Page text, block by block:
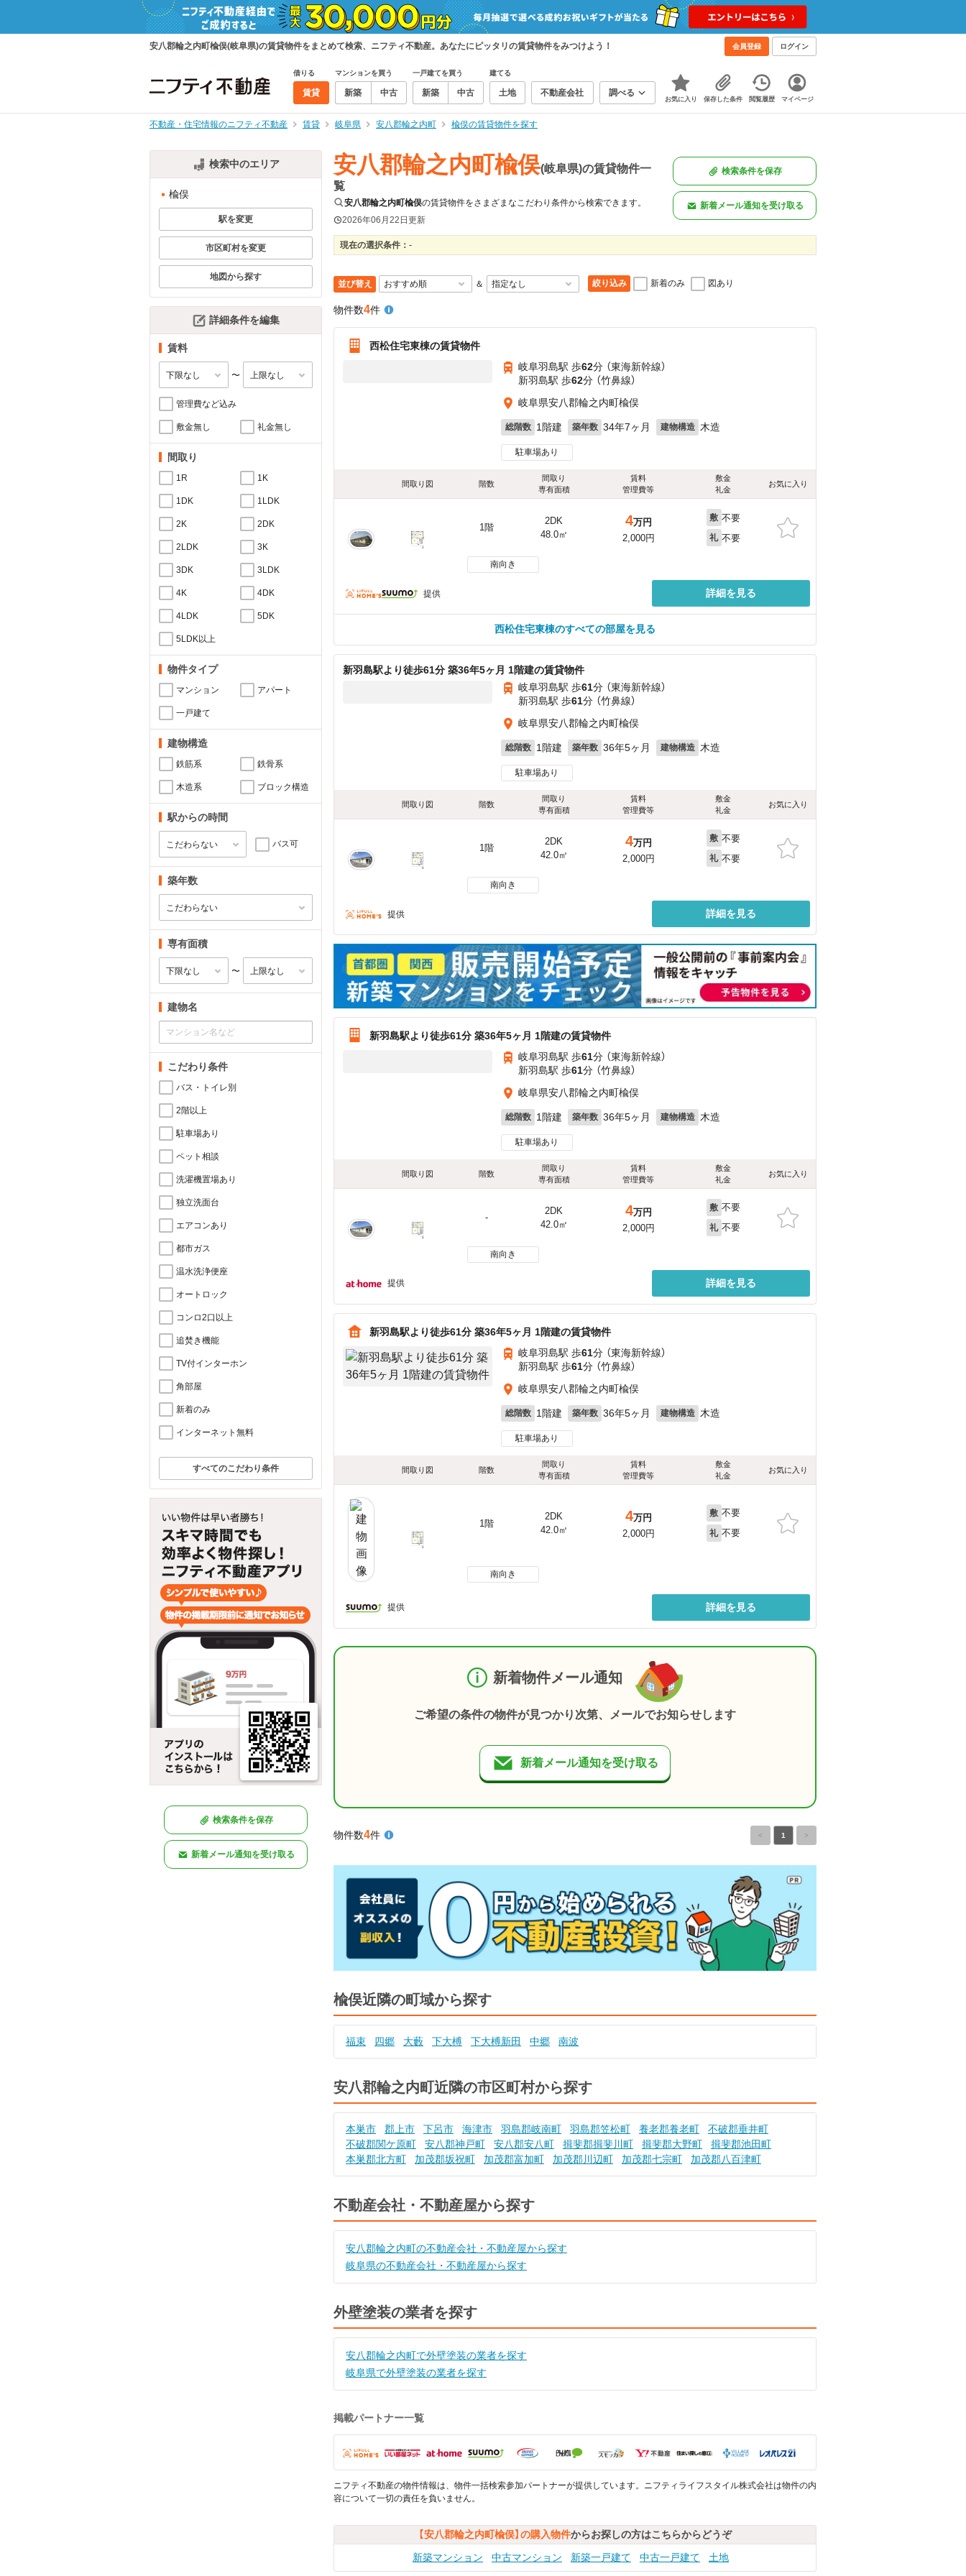
安八郡輪之内町楡俣(岐阜県)の賃貸物件をまとめて検索、ニフティ不動産。あなたにピッタリの賃貸物件をみつけよう！ 会員登録 ログイン
借りる
賃貸
マンションを買う
新築 中古
一戸建てを買う
新築 中古
建てる
土地 不動産会社 調べる
お気に入り 保存した条件 閲覧履歴 マイページ
不動産・住宅情報のニフティ不動産 賃貸 岐阜県 安八郡輪之内町 楡俣の賃貸物件を探す
検索中のエリア
楡俣
駅を変更
市区町村を変更
地図から探す
詳細条件を編集
賃料
〜
管理費など込み
敷金無し 礼金無し
間取り
1R 1K
1DK 1LDK
2K 2DK
2LDK 3K
3DK 3LDK
4K 4DK
4LDK 5DK
5LDK以上
物件タイプ
マンション アパート
一戸建て
建物構造
鉄筋系 鉄骨系
木造系 ブロック構造
駅からの時間
バス可
築年数
専有面積
〜
建物名
こだわり条件
バス・トイレ別
2階以上
駐車場あり
ペット相談
洗濯機置場あり
独立洗面台
エアコンあり
都市ガス
温水洗浄便座
オートロック
コンロ2口以上
追焚き機能
TV付インターホン
角部屋
新着のみ
インターネット無料
すべてのこだわり条件
検索条件を保存
新着メール通知を受け取る
安八郡輪之内町楡俣(岐阜県)の賃貸物件一
覧
安八郡輪之内町楡俣の賃貸物件をさまざまなこだわり条件から検索できます。
2026年06月22日更新
検索条件を保存
新着メール通知を受け取る
現在の選択条件： -
並び替え ＆ 絞り込み 新着のみ 図あり
物件数4件
西松住宅東棟の賃貸物件
岐阜羽島駅 歩62分 （東海新幹線）
新羽島駅 歩62分 （竹鼻線）
岐阜県安八郡輪之内町楡俣
総階数 1階建 築年数 34年7ヶ月 建物構造 木造
駐車場あり
間取り図 階数
間取り
専有面積
賃料
管理費等
敷金
礼金
お気に入り
1階
2DK
48.0㎡
4万円
2,000円
敷 不要
礼 不要
南向き
提供 詳細を見る
西松住宅東棟のすべての部屋を見る
新羽島駅より徒歩61分 築36年5ヶ月 1階建の賃貸物件
岐阜羽島駅 歩61分 （東海新幹線）
新羽島駅 歩61分 （竹鼻線）
岐阜県安八郡輪之内町楡俣
総階数 1階建 築年数 36年5ヶ月 建物構造 木造
駐車場あり
間取り図 階数
間取り
専有面積
賃料
管理費等
敷金
礼金
お気に入り
1階
2DK
42.0㎡
4万円
2,000円
敷 不要
礼 不要
南向き
提供 詳細を見る
新羽島駅より徒歩61分 築36年5ヶ月 1階建の賃貸物件
岐阜羽島駅 歩61分 （東海新幹線）
新羽島駅 歩61分 （竹鼻線）
岐阜県安八郡輪之内町楡俣
総階数 1階建 築年数 36年5ヶ月 建物構造 木造
駐車場あり
間取り図 階数
間取り
専有面積
賃料
管理費等
敷金
礼金
お気に入り
-
2DK
42.0㎡
4万円
2,000円
敷 不要
礼 不要
南向き
提供 詳細を見る
新羽島駅より徒歩61分 築36年5ヶ月 1階建の賃貸物件
岐阜羽島駅 歩61分 （東海新幹線）
新羽島駅 歩61分 （竹鼻線）
岐阜県安八郡輪之内町楡俣
総階数 1階建 築年数 36年5ヶ月 建物構造 木造
駐車場あり
間取り図 階数
間取り
専有面積
賃料
管理費等
敷金
礼金
お気に入り
1階
2DK
42.0㎡
4万円
2,000円
敷 不要
礼 不要
南向き
提供 詳細を見る
新着物件メール通知
ご希望の条件の物件が見つかり次第、メールでお知らせします
新着メール通知を受け取る
物件数4件 < 1 >
楡俣近隣の町域から探す
福束 四郷 大藪 下大榑 下大榑新田 中郷 南波
安八郡輪之内町近隣の市区町村から探す
本巣市 郡上市 下呂市 海津市 羽島郡岐南町 羽島郡笠松町 養老郡養老町
不破郡垂井町
不破郡関ケ原町
安八郡神戸町 安八郡安八町 揖斐郡揖斐川町 揖斐郡大野町
揖斐郡池田町
本巣郡北方町
加茂郡坂祝町 加茂郡富加町 加茂郡川辺町 加茂郡七宗町 加茂郡八百津町
不動産会社・不動産屋から探す
安八郡輪之内町の不動産会社・不動産屋から探す
岐阜県の不動産会社・不動産屋から探す
外壁塗装の業者を探す
安八郡輪之内町で外壁塗装の業者を探す
岐阜県で外壁塗装の業者を探す
掲載パートナー一覧
ニフティ不動産の物件情報は、物件一括検索参加パートナーが提供しています。ニフティライフスタイル株式会社は物件の内
容について一切の責任を負いません。
【安八郡輪之内町楡俣】の購入物件からお探しの方はこちらからどうぞ
新築マンション
中古マンション 新築一戸建て 中古一戸建て 土地